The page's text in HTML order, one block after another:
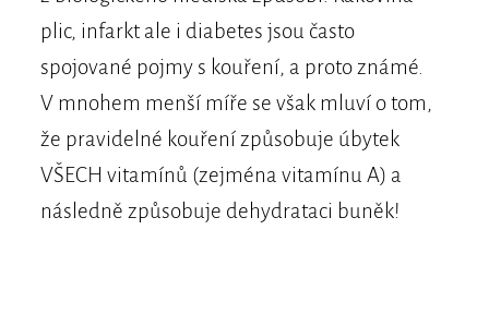
plic, infarkt ale i diabetes jsou často
spojované pojmy s kouření, a proto známé.
V mnohem menší míře se však mluví o tom,
že pravidelné kouření způsobuje úbytek
VŠECH vitamínů (zejména vitamínu A) a
následně způsobuje dehydrataci buněk!